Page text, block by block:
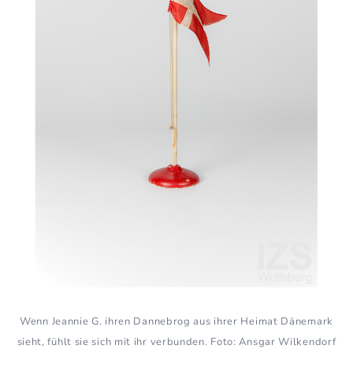
Wenn Jeannie G. ihren Dannebrog aus ihrer Heimat Dänemark
sieht, fühlt sie sich mit ihr verbunden. Foto: Ansgar Wilkendorf